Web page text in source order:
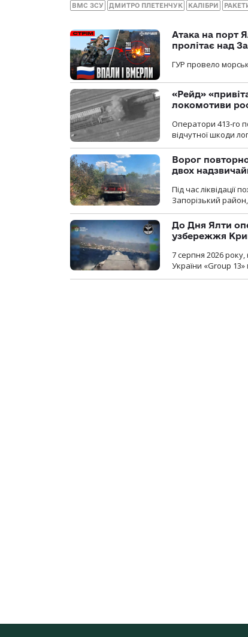
ВМС ЗСУ ДМИТРО ПЛЕТЕНЧУК КАЛІБРИ
Атака на порт
пролітає над
ГУР провело
«Рейд»
локомотиви
Оператори 413-го
відчутної шкоди
Ворог
двох
Під час ліквідації
Запорізький
До Дня Ялти
узбережжя
7 серпня 2026
України «Group